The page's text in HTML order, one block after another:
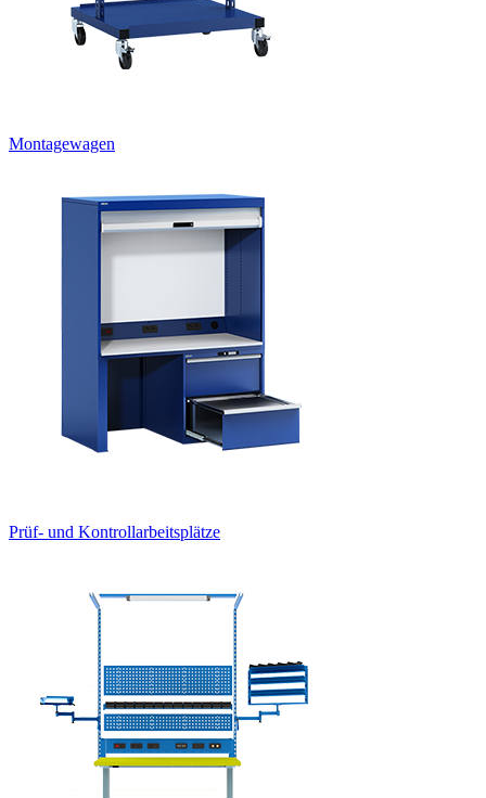
Montagewagen
Prüf- und Kontrollarbeitsplätze